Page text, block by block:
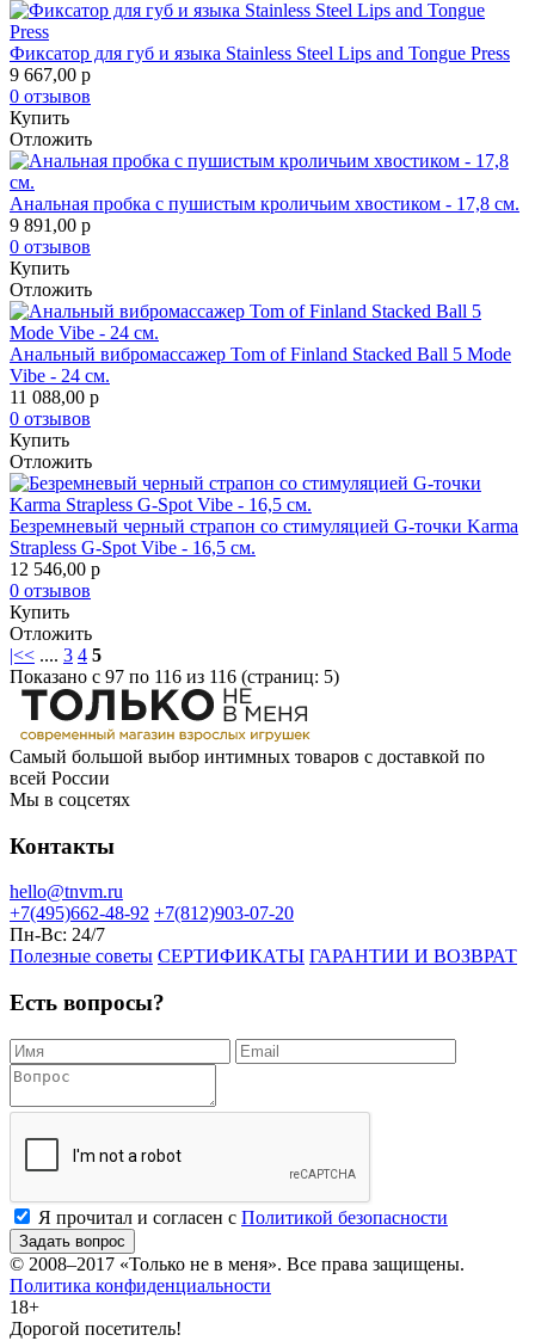
Фиксатор для губ и языка Stainless Steel Lips and Tongue Press
9 667,00 p
0 отзывов
Купить
Отложить
Анальная пробка с пушистым кроличьим хвостиком - 17,8 см.
9 891,00 p
0 отзывов
Купить
Отложить
Анальный вибромассажер Tom of Finland Stacked Ball 5 Mode
Vibe - 24 см.
11 088,00 p
0 отзывов
Купить
Отложить
Безремневый черный страпон со стимуляцией G-точки Karma
Strapless G-Spot Vibe - 16,5 см.
12 546,00 p
0 отзывов
Купить
Отложить
|<< .... 3 4 5
Показано с 97 по 116 из 116 (страниц: 5)
Самый большой выбор интимных товаров с доставкой по
всей России
Мы в соцсетях
Контакты
hello@tnvm.ru
+7(495)662-48-92 +7(812)903-07-20
Пн-Вс: 24/7
Полезные советы СЕРТИФИКАТЫ ГАРАНТИИ И ВОЗВРАТ
Есть вопросы?
Я прочитал и согласен с Политикой безопасности
Задать вопрос
© 2008–2017 «Только не в меня». Все права защищены.
Политика конфиденциальности
18+
Дорогой посетитель!